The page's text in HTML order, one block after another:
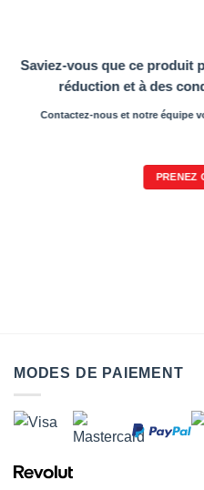
Saviez-vous que ce produit
réduction et à des
Contactez-nous et notre équipe
PRENEZ
MODES DE PAIEMENT